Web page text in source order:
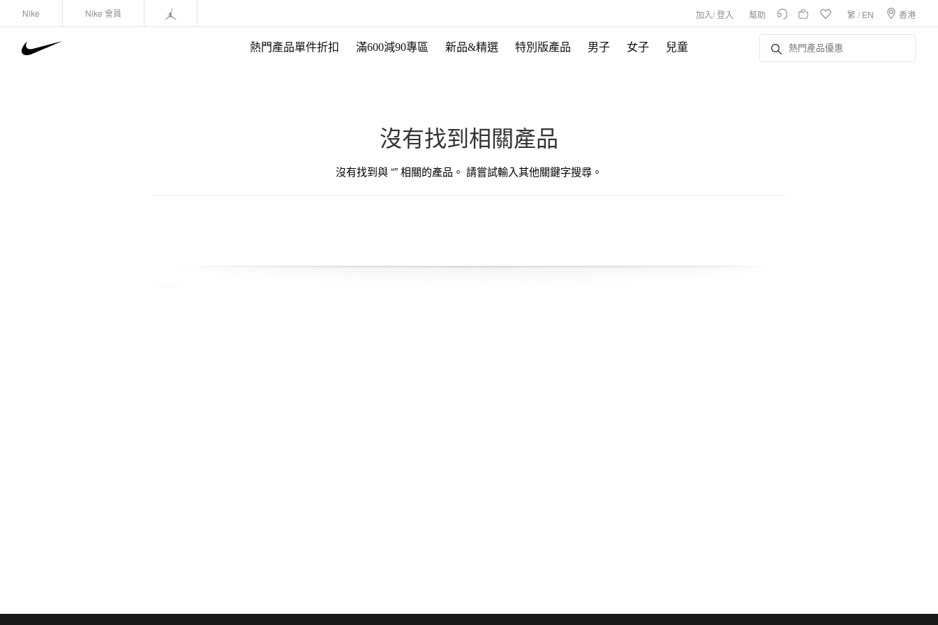
Nike Nike 會員 加入/登入 幫助 繁/ EN 香港
熱門產品單件折扣 滿600減90專區 新品&精選 特別版產品 男子 女子 兒童
沒有找到相關產品
沒有找到與 “” 相關的產品。 請嘗試輸入其他關鍵字搜尋。